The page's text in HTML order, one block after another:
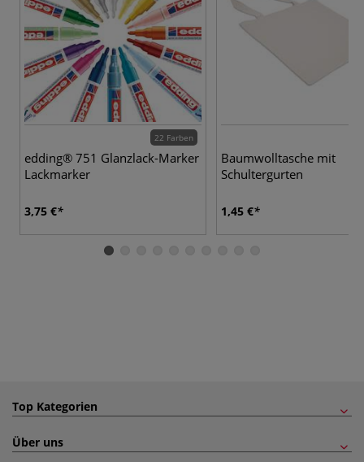
22 Farben
edding® 751 Glanzlack-Marker
Lackmarker
3,75 €
Baumwolltasche mit
Schultergurten
1,45 €
Top Kategorien
Über uns